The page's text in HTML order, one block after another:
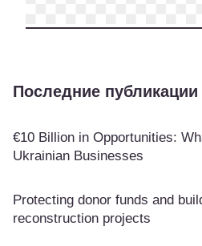
Последние публикации
€10 Billion in Opportunities:
Ukrainian Businesses
Protecting donor funds and
reconstruction projects